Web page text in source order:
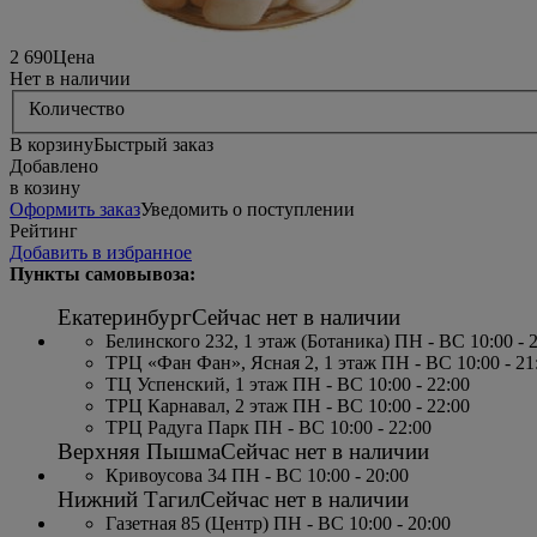
2 690Цена
Нет в наличии
Количество
В корзинуБыстрый заказ
Добавлено
в козину
Оформить заказУведомить о поступлении
Рейтинг
Добавить в избранное
Пункты самовывоза:
ЕкатеринбургСейчас нет в наличии
Белинского 232, 1 этаж (Ботаника) ПН - ВС 10:00 -
ТРЦ «Фан Фан», Ясная 2, 1 этаж ПН - ВС 10:00 -
ТЦ Успенский, 1 этаж ПН - ВС 10:00 - 22:00
ТРЦ Карнавал, 2 этаж ПН - ВС 10:00 - 22:00
ТРЦ Радуга Парк ПН - ВС 10:00 - 22:00
Верхняя ПышмаСейчас нет в наличии
Кривоусова 34 ПН - ВС 10:00 - 20:00
Нижний ТагилСейчас нет в наличии
Газетная 85 (Центр) ПН - ВС 10:00 - 20:00